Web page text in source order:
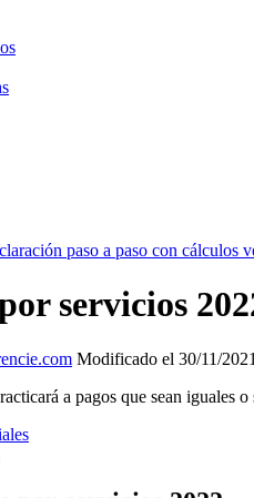
paso a paso con cálculos
servicios
Modificado el 30/11/2021
a pagos que sean iguales